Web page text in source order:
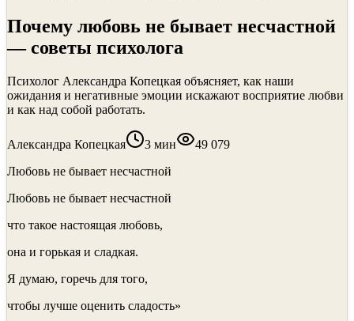
Почему любовь не бывает несчастной
— советы психолога
Психолог Александра Копецкая объясняет, как наши
ожидания и негативные эмоции искажают восприятие любви
и как над собой работать.
Александра Копецкая 3 мин
49 079
Любовь не бывает несчастной
Любовь не бывает несчастной
что такое настоящая любовь,
она и горькая и сладкая.
Я думаю, горечь для того,
чтобы лучше оценить сладость»